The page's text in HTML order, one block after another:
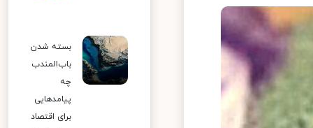
بسته شدن
باب‌المندب
چه
پیامدهایی
برای اقتصاد